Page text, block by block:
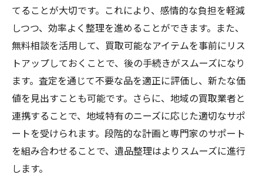
てることが大切です。これにより、感情的な負担を軽減
しつつ、効率よく整理を進めることができます。また、
無料相談を活用して、買取可能なアイテムを事前にリス
トアップしておくことで、後の手続きがスムーズになり
ます。査定を通じて不要な品を適正に評価し、新たな価
値を見出すことも可能です。さらに、地域の買取業者と
連携することで、地域特有のニーズに応じた適切なサポ
ートを受けられます。段階的な計画と専門家のサポート
を組み合わせることで、遺品整理はよりスムーズに進行
します。